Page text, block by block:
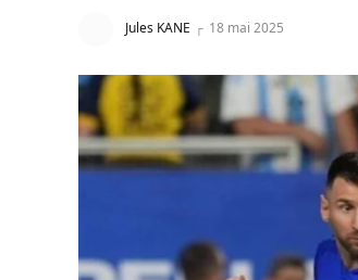
Jules KANE 18 mai 2025